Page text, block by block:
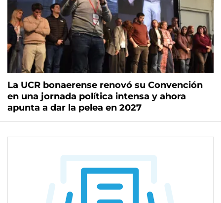
La UCR bonaerense renovó su Convención
en una jornada política intensa y ahora
apunta a dar la pelea en 2027